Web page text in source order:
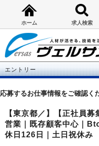
ホーム 求人検索
エントリー
応募するお仕事情報をご確認く
【東京都／】【正社員
営業｜既存顧客中心｜
休日126日｜土日祝休み